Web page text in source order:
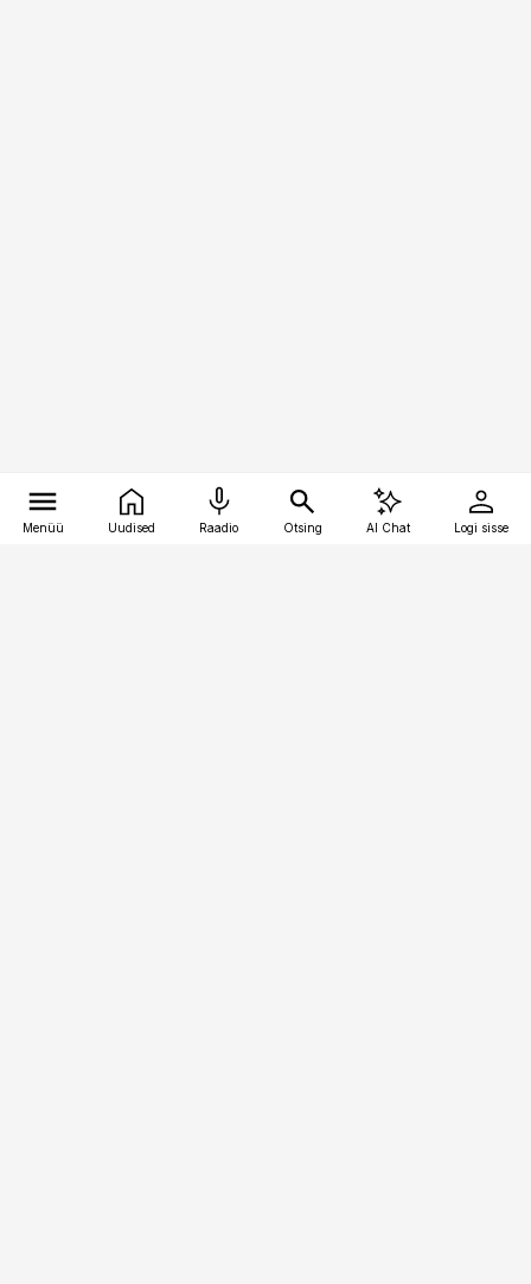
Menüü Uudised Raadio Otsing AI Chat Logi sisse